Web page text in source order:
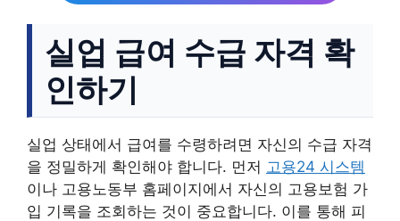
실업 급여 수급 자격 확
인하기
실업 상태에서 급여를 수령하려면 자신의 수급 자격
을 정밀하게 확인해야 합니다. 먼저 고용24 시스템
이나 고용노동부 홈페이지에서 자신의 고용보험 가
입 기록을 조회하는 것이 중요합니다. 이를 통해 피